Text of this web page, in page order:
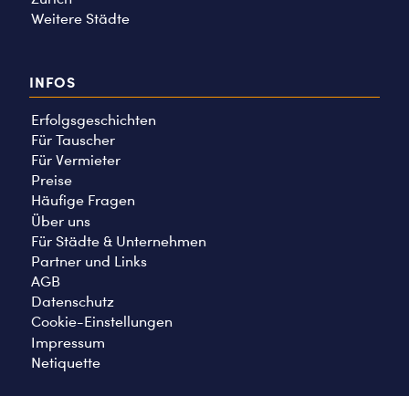
Weitere Städte
INFOS
Erfolgsgeschichten
Für Tauscher
Für Vermieter
Preise
Häufige Fragen
Über uns
Für Städte & Unternehmen
Partner und Links
AGB
Datenschutz
Cookie-Einstellungen
Impressum
Netiquette